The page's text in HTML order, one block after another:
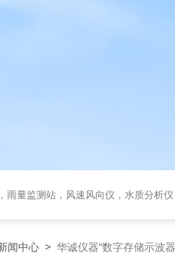
雨量监测站，风速风向仪，水质分析
闻中心 > 华诚仪器“数字存储示波